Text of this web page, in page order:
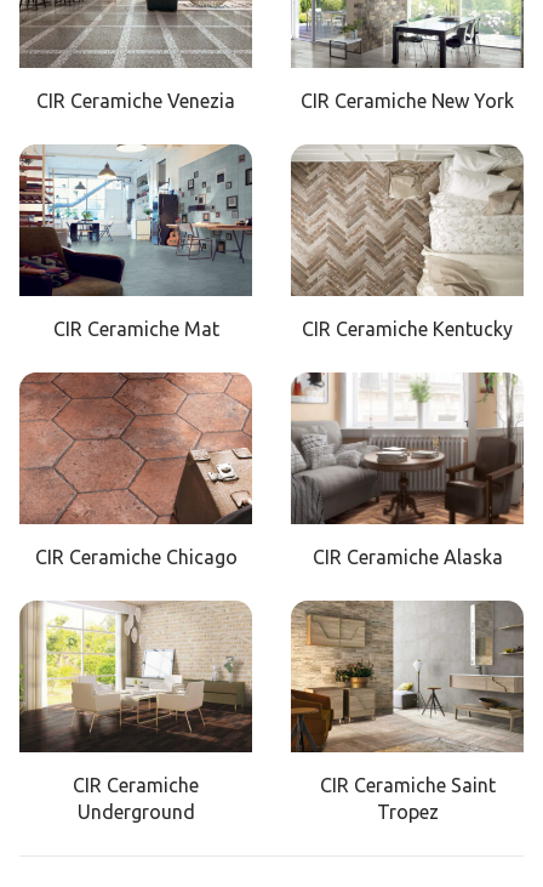
CIR Ceramiche Venezia CIR Ceramiche New York
CIR Ceramiche Mat CIR Ceramiche Kentucky
CIR Ceramiche Chicago CIR Ceramiche Alaska
CIR Ceramiche
Underground
CIR Ceramiche Saint
Tropez